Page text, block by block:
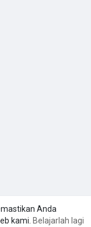
Anda
kami. Belajarlah lagi